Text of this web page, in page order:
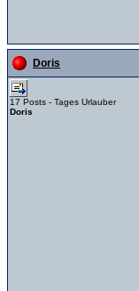
Doris
17 Posts - Tages Urlauber
Doris